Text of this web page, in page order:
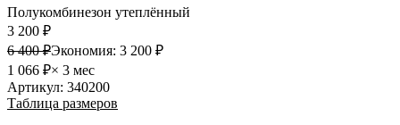
Полукомбинезон утеплённый
3 200 ₽
6 400 ₽Экономия: 3 200 ₽
1 066 ₽× 3 мес
Артикул: 340200
Таблица размеров